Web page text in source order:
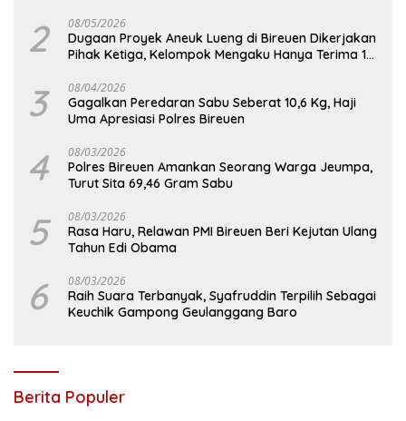
2 08/05/2026
Dugaan Proyek Aneuk Lueng di Bireuen Dikerjakan
Pihak Ketiga, Kelompok Mengaku Hanya Terima 10
3 08/04/2026
Gagalkan Peredaran Sabu Seberat 10,6 Kg, Haji
Uma Apresiasi Polres Bireuen
4 08/03/2026
Polres Bireuen Amankan Seorang Warga Jeumpa,
Turut Sita 69,46 Gram Sabu
5 08/03/2026
Rasa Haru, Relawan PMI Bireuen Beri Kejutan Ulang
Tahun Edi Obama
6 08/03/2026
Raih Suara Terbanyak, Syafruddin Terpilih Sebagai
Keuchik Gampong Geulanggang Baro
Berita Populer